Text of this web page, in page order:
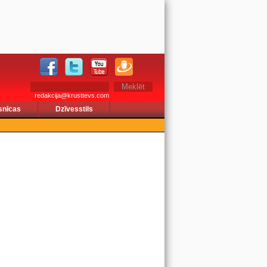
redakcija@krusttevs.com
Dzīvesstils